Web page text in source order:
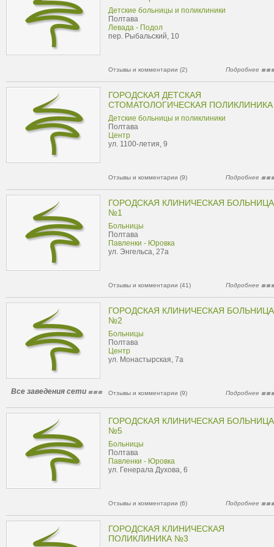
Детские больницы и поликлиники
Полтава
Левада - Подол
пер. Рыбальский, 10
Отзывы и комментарии (2) Подробнее
ГОРОДСКАЯ ДЕТСКАЯ
СТОМАТОЛОГИЧЕСКАЯ ПОЛИКЛИНИКА
Детские больницы и поликлиники
Полтава
Центр
ул. 1100-летия, 9
Отзывы и комментарии (9) Подробнее
ГОРОДСКАЯ КЛИНИЧЕСКАЯ БОЛЬНИЦА
№1
Больницы
Полтава
Павленки - Юровка
ул. Энгельса, 27а
Отзывы и комментарии (41) Подробнее
ГОРОДСКАЯ КЛИНИЧЕСКАЯ БОЛЬНИЦА
№2
Больницы
Полтава
Центр
ул. Монастырская, 7а
Все заведения сети Отзывы и комментарии (9) Подробнее
ГОРОДСКАЯ КЛИНИЧЕСКАЯ БОЛЬНИЦА
№5
Больницы
Полтава
Павленки - Юровка
ул. Генерала Духова, 6
Отзывы и комментарии (6) Подробнее
ГОРОДСКАЯ КЛИНИЧЕСКАЯ
ПОЛИКЛИНИКА №3